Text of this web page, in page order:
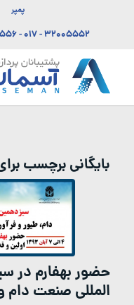
پمپر
۳۲۰۰۵۵۵۲ - ۰۱۷ -
بایگانی برچسب
حضور بهفارم در
المللی صنعت دام و